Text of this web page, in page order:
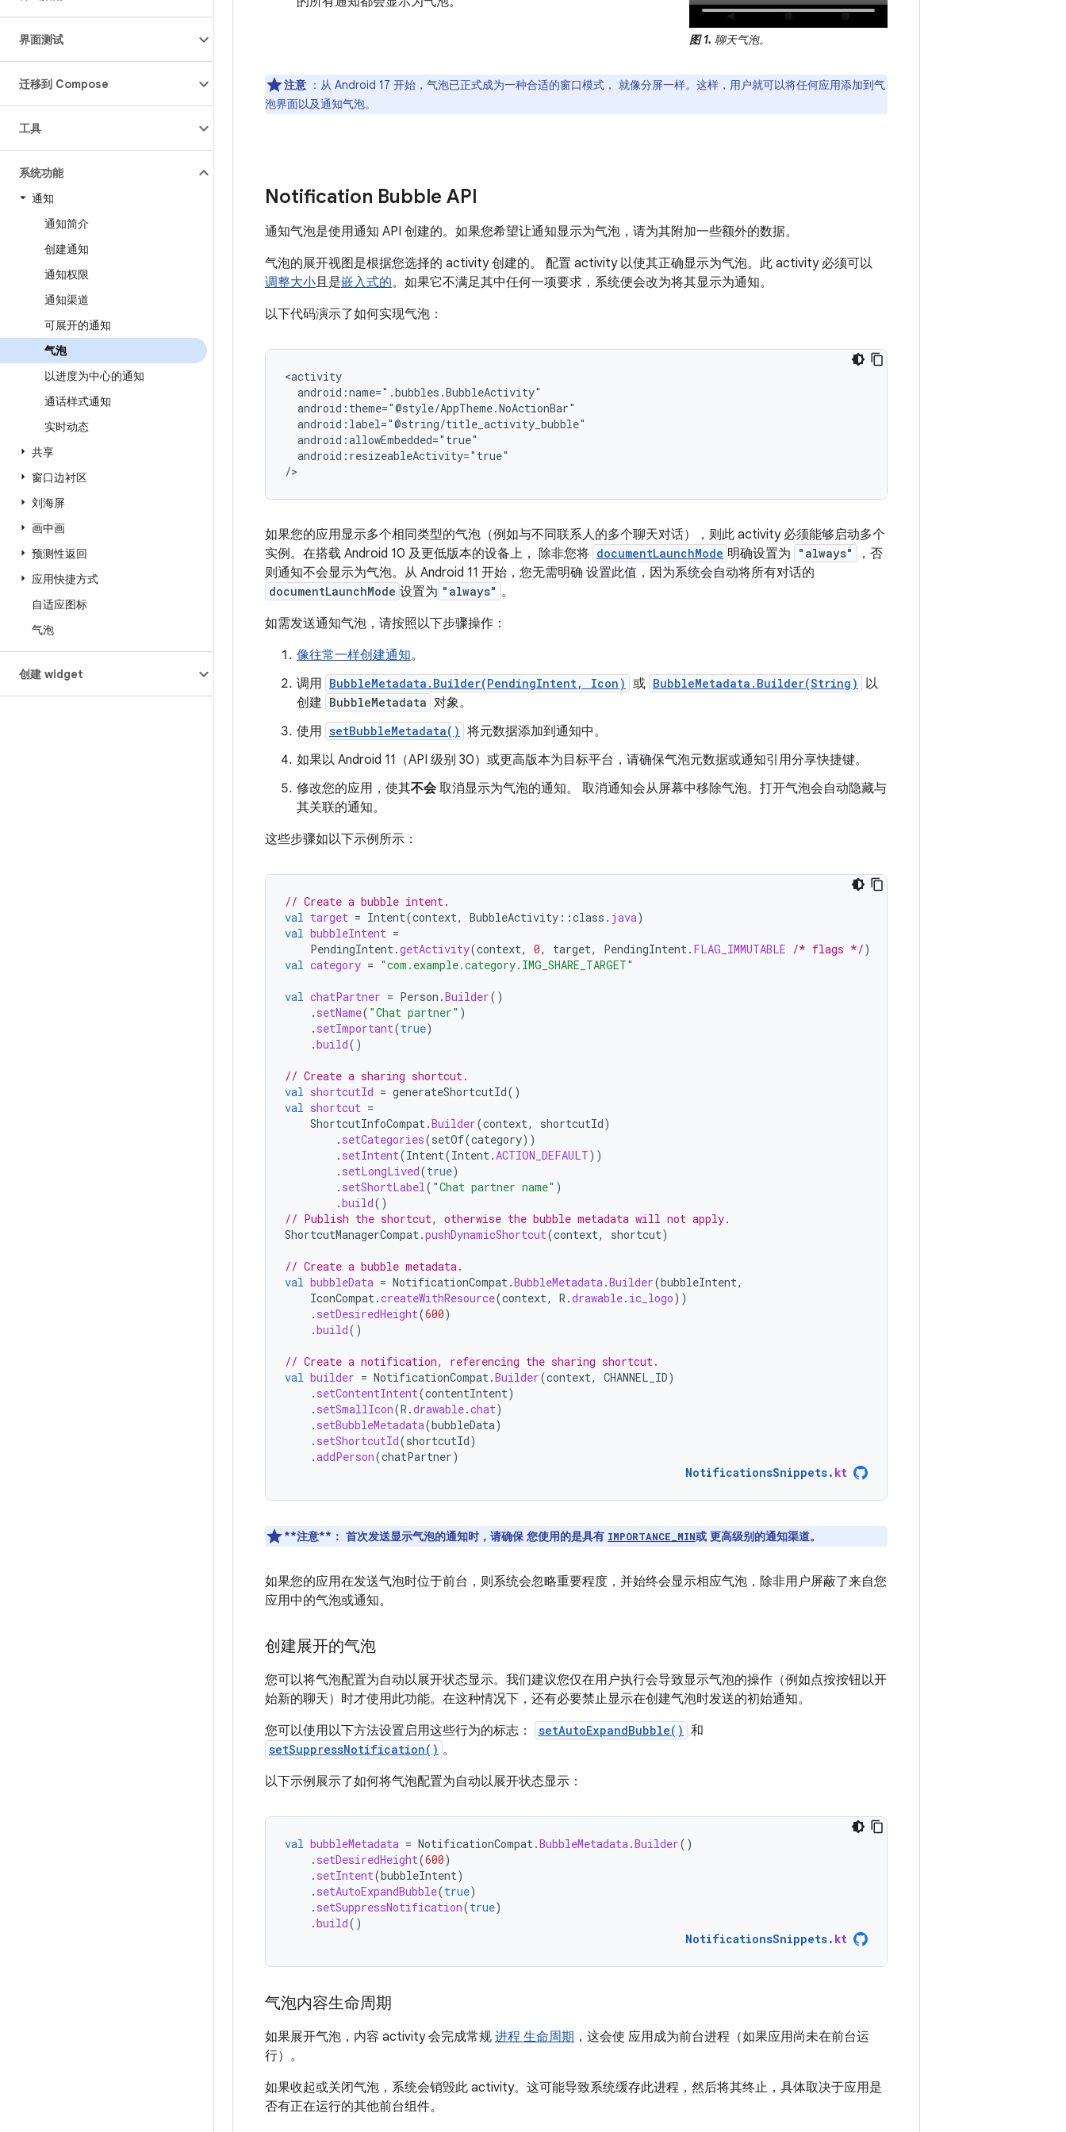
界面测试
迁移到 Compose
工具
系统功能
通知
通知简介
创建通知
通知权限
通知渠道
可展开的通知
气泡
以进度为中心的通知
通话样式通知
实时动态
共享
窗口边衬区
刘海屏
画中画
预测性返回
应用快捷方式
自适应图标
气泡
创建 widget
图 1. 聊天气泡。
注意 ：从 Android 17 开始，气泡已正式成为一种合适的窗口模式， 就像分屏一样。这样，用户就可以将任何应用添加到气
泡界面以及通知气泡。
Notification Bubble API
通知气泡是使用通知 API 创建的。如果您希望让通知显示为气泡，请为其附加一些额外的数据。
气泡的展开视图是根据您选择的 activity 创建的。 配置 activity 以使其正确显示为气泡。此 activity 必须可以
调整大小且是嵌入式的。如果它不满足其中任何一项要求，系统便会改为将其显示为通知。
以下代码演示了如何实现气泡：
android:resizeableActivity="true"
如果您的应用显示多个相同类型的气泡（例如与不同联系人的多个聊天对话），则此 activity 必须能够启动多个
实例。在搭载 Android 10 及更低版本的设备上， 除非您将 documentLaunchMode 明确设置为 "always"
，否
则通知不会显示为气泡。从 Android 11 开始，您无需明确 设置此值，因为系统会自动将所有对话的
documentLaunchMode 设置为 "always" 。
如需发送通知气泡，请按照以下步骤操作：
像往常一样创建通知。
调用 BubbleMetadata.Builder(PendingIntent, Icon) 或 BubbleMetadata.Builder(String)
以
创建 BubbleMetadata 对象。
使用 setBubbleMetadata() 将元数据添加到通知中。
如果以 Android 11（API 级别 30）或更高版本为目标平台，请确保气泡元数据或通知引用分享快捷键。
修改您的应用，使其不会 取消显示为气泡的通知。 取消通知会从屏幕中移除气泡。打开气泡会自动隐藏与
其关联的通知。
这些步骤如以下示例所示：
// Create a bubble intent.
val target = Intent(context, BubbleActivity ::class . java)
val bubbleIntent =
PendingIntent .getActivity(context, 0, target, PendingIntent . FLAG_IMMUTABLE /* flags */)
val category = "com.example.category.IMG_SHARE_TARGET"
val chatPartner = Person .Builder()
. setName( "Chat partner" )
. setImportant(true)
.build()
// Create a sharing shortcut.
val shortcutId = generateShortcutId()
val shortcut =
ShortcutInfoCompat .Builder(context, shortcutId)
. setCategories(setOf(category))
. setIntent(Intent(Intent . ACTION_DEFAULT))
. setLongLived(true)
. setShortLabel ( "Chat partner name" )
.build()
// Publish the shortcut, otherwise the bubble metadata will not apply.
ShortcutManagerCompat .pushDynamicShortcut(context, shortcut)
// Create a bubble metadata.
val bubbleData = NotificationCompat .BubbleMetadata .Builder(bubbleIntent,
IconCompat .createWithResource(context, R .drawable. ic_logo))
. setDesiredHeight(600)
.build()
// Create a notification, referencing the sharing shortcut.
val builder = NotificationCompat .Builder(context, CHANNEL_ID)
. setContentIntent(contentIntent)
. setSmallIcon(R .drawable.chat)
. setBubbleMetadata(bubbleData)
. setShortcutId(shortcutId)
.addPerson(chatPartner)
NotificationsSnippets. kt
**注意**： 首次发送显示气泡的通知时，请确保 您使用的是具有 IMPORTANCE_MIN或 更高级别的通知渠道。
如果您的应用在发送气泡时位于前台，则系统会忽略重要程度，并始终会显示相应气泡，除非用户屏蔽了来自您
应用中的气泡或通知。
创建展开的气泡
您可以将气泡配置为自动以展开状态显示。我们建议您仅在用户执行会导致显示气泡的操作（例如点按按钮以开
始新的聊天）时才使用此功能。在这种情况下，还有必要禁止显示在创建气泡时发送的初始通知。
您可以使用以下方法设置启用这些行为的标志：
setAutoExpandBubble() 和
setSuppressNotification() 。
以下示例展示了如何将气泡配置为自动以展开状态显示：
val bubbleMetadata = NotificationCompat .BubbleMetadata .Builder()
. setDesiredHeight(600)
. setIntent(bubbleIntent)
. setAutoExpandBubble(true)
. setSuppressNotification(true)
.build()
NotificationsSnippets. kt
气泡内容生命周期
如果展开气泡，内容 activity 会完成常规 进程 生命周期 ，这会使 应用成为前台进程（如果应用尚未在前台运
行）。
如果收起或关闭气泡，系统会销毁此 activity。这可能导致系统缓存此进程，然后将其终止，具体取决于应用是
否有正在运行的其他前台组件。